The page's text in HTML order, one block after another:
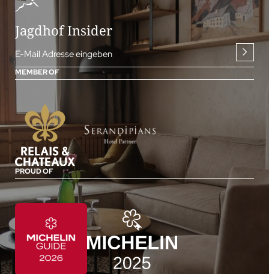
Jagdhof Insider
E-Mail Adresse eingeben
MEMBER OF
PROUD OF